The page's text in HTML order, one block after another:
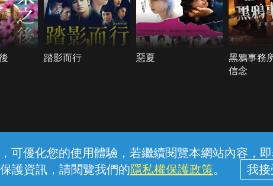
可優化您的使用體驗，若繼續閱覽本網站內容，
護資訊，請閱覽我們的隱私權保護政策。
踏影而行 惡夏
黑鴉事務
信念
線上客服 服務條款 隱私權保護
中華電信股份有限公司個人家庭分公司 (統一編號：96979949) © 2026